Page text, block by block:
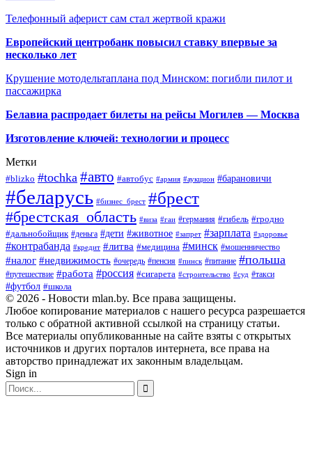
Телефонный аферист сам стал жертвой кражи
Европейский центробанк повысил ставку впервые за
несколько лет
Крушение мотодельтаплана под Минском: погибли пилот и
пассажирка
Белавиа распродает билеты на рейсы Могилев — Москва
Изготовление ключей: технологии и процесс
Метки
#blizko #tochka #авто #автобус #армия #аукцион #барановичи
#беларусь #бизнес_брест #брест
#брестская_область #виза #гаи #германия #гибель #гродно
#дальнобойщик #деньга #дети #животное #запрет #зарплата #здоровье
#контрабанда #кредит #литва #медицина #минск #мошенничество
#налог #недвижимость #очередь #пенсия #пинск #питание #польша
#путешествие #работа #россия #сигарета #строительство #суд #такси
#футбол #школа
© 2026 - Новости mlan.by. Все права защищены.
Любое копирование материалов с нашего ресурса разрешается
только с обратной активной ссылкой на страницу статьи.
Все материалы опубликованные на сайте взяты с открытых
источников и других порталов интернета, все права на
авторство принадлежат их законным владельцам.
Sign in